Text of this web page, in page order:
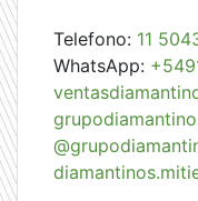
Telefono: 11
WhatsApp: